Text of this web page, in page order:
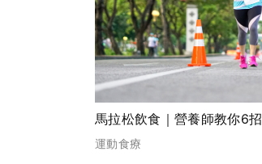
馬拉松飲食｜營養師教你6
運動食療